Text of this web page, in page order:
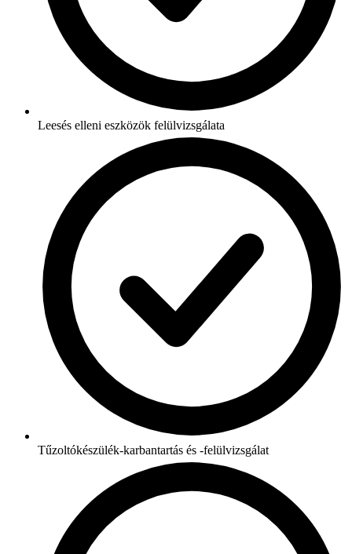
Leesés elleni eszközök felülvizsgálata
Tűzoltókészülék-karbantartás és -felülvizsgálat